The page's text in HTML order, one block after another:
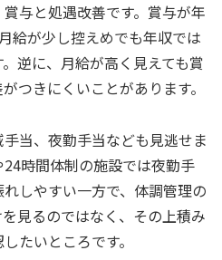
与と処遇改善です。賞与が年
給が少し控えめでも年収では
逆に、月給が高く見えても賞
つきにくいことがあります。
当、夜勤手当なども見逃せま
時間体制の施設では夜勤手
しやすい一方で、体調管理の
見るのではなく、その上積み
たいところです。